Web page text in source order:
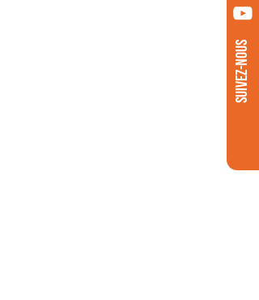
SUIVEZ-NOUS